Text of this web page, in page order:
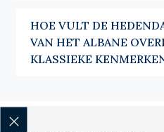
HOE VULT DE
VAN HET ALBANE
KLASSIEKE